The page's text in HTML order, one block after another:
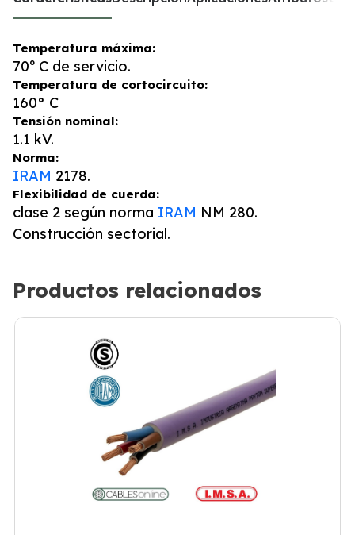
Temperatura máxima:
70º C de servicio.
Temperatura de cortocircuito:
160° C
Tensión nominal:
1.1 kV.
Norma:
IRAM 2178.
Flexibilidad de cuerda:
clase 2 según norma IRAM NM 280.
Construcción sectorial.
Productos relacionados